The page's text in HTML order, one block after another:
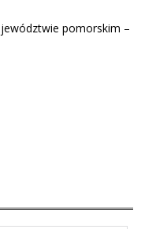
pomorskim –